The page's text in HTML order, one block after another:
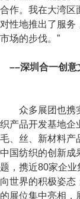
合作。我在大湾区
对性地推出了服务
市场的步伐。”
––深圳合一创意
众多展团也携实
织产品开发基地企
毛、丝、新材料产
中国纺织的创新成
题，携近80家企
向世界的积极姿态
的展位集中亮相，